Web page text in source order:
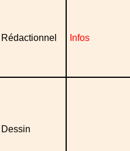
Rédactionnel Infos
Dessin